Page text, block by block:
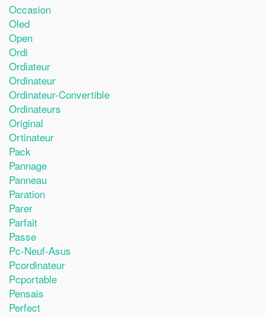
Occasion
Oled
Open
Ordi
Ordiateur
Ordinateur
Ordinateur-Convertible
Ordinateurs
Original
Ortinateur
Pack
Pannage
Panneau
Paration
Parer
Parfait
Passe
Pc-Neuf-Asus
Pcordinateur
Pcportable
Pensais
Perfect